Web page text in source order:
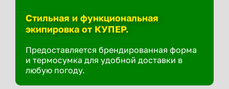
Стильная и функциональная
экипировка от КУПЕР.
Предоставляется брендированная форма
и термосумка для удобной доставки в
любую погоду.